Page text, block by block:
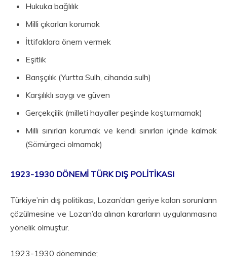
Hukuka bağlılık
Milli çıkarları korumak
İttifaklara önem vermek
Eşitlik
Barışçılık (Yurtta Sulh, cihanda sulh)
Karşılıklı saygı ve güven
Gerçekçilik (milleti hayaller peşinde koşturmamak)
Milli sınırları korumak ve kendi sınırları içinde kalmak
(Sömürgeci olmamak)
1923-1930 DÖNEMİ TÜRK DIŞ POLİTİKASI
Türkiye’nin dış politikası, Lozan’dan geriye kalan sorunların
çözülmesine ve Lozan’da alınan kararların uygulanmasına
yönelik olmuştur.
1923-1930 döneminde;